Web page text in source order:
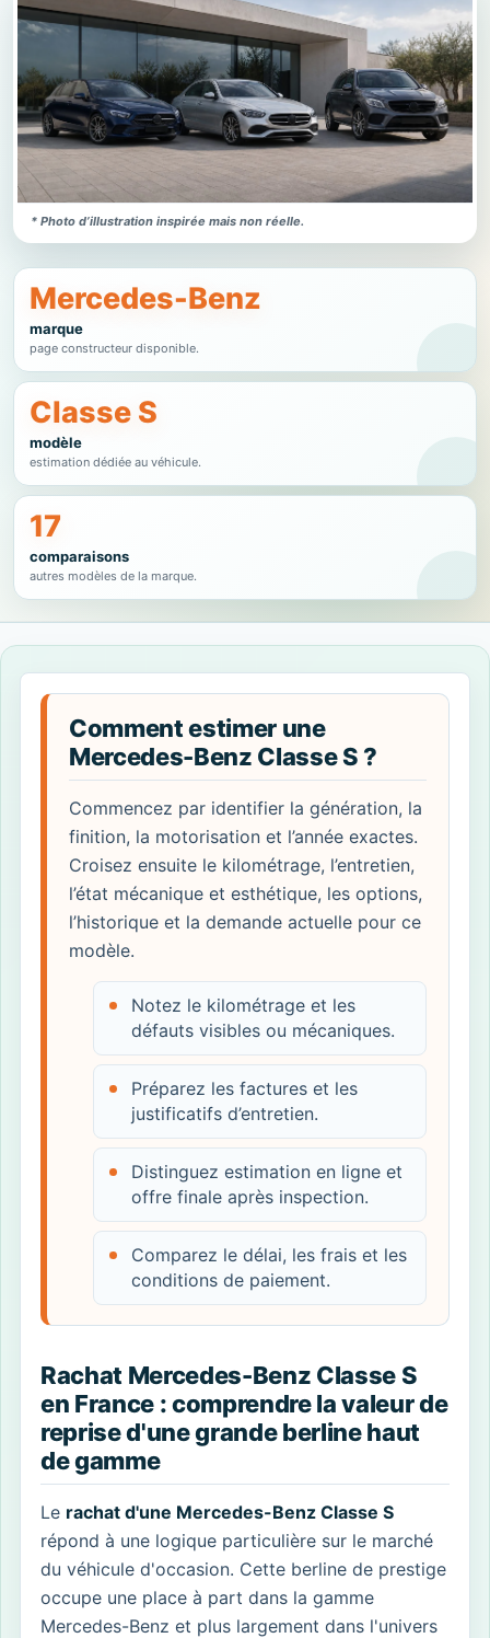
* Photo d’illustration inspirée mais non réelle.
Mercedes-Benz
marque
page constructeur disponible.
Classe S
modèle
estimation dédiée au véhicule.
17
comparaisons
autres modèles de la marque.
Comment estimer une
Mercedes-Benz Classe S ?
Commencez par identifier la génération, la
finition, la motorisation et l’année exactes.
Croisez ensuite le kilométrage, l’entretien,
l’état mécanique et esthétique, les options,
l’historique et la demande actuelle pour ce
modèle.
Notez le kilométrage et les
défauts visibles ou mécaniques.
Préparez les factures et les
justificatifs d’entretien.
Distinguez estimation en ligne et
offre finale après inspection.
Comparez le délai, les frais et les
conditions de paiement.
Rachat Mercedes-Benz Classe S
en France : comprendre la valeur de
reprise d'une grande berline haut
de gamme
Le rachat d'une Mercedes-Benz Classe S
répond à une logique particulière sur le marché
du véhicule d'occasion. Cette berline de prestige
occupe une place à part dans la gamme
Mercedes-Benz et plus largement dans l'univers